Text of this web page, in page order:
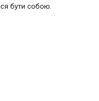
бути собою.